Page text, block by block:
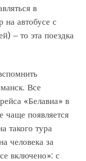
в
на автобусе с
– то эта поездка
Все
«Белавиа» в
появляется
такого тура
человека за
включено»: с